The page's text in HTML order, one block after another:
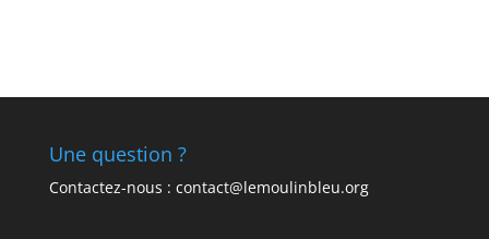
Une question ?
Contactez-nous : contact@lemoulinbleu.org